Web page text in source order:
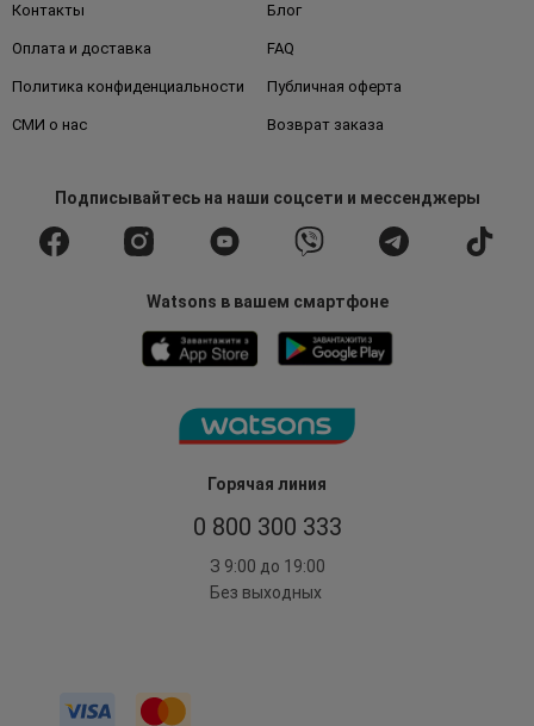
Горячая линия
0 800 300 333
З 9:00 до 19:00
Без выходных
Контакты Блог
Оплата и доставка FAQ
Политика конфиденциальности Публичная оферта
СМИ о нас Возврат заказа
Подписывайтесьна наши соцсети и мессенджеры
Watsons в вашем смартфоне